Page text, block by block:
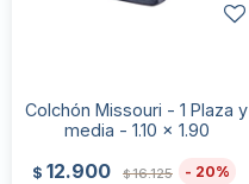
Colchón Missouri - 1 Plaza y
media - 1.10 x 1.90
$ 12.900 $16.125 20